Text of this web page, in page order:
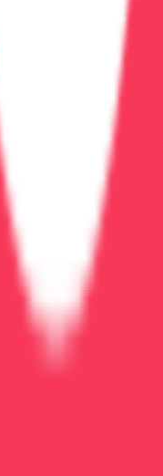
минут
первая помощь
в стационар при
на учёт
помощи:
+7 (473)
запоя →
характер и не
Для
лечения
Современные
к каждому